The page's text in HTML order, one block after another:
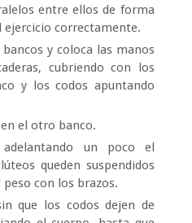
entre ellos de forma
correctamente.
y coloca las manos
cubriendo con los
y los codos apuntando
el otro banco.
un poco el
queden suspendidos
con los brazos.
que los codos dejen de